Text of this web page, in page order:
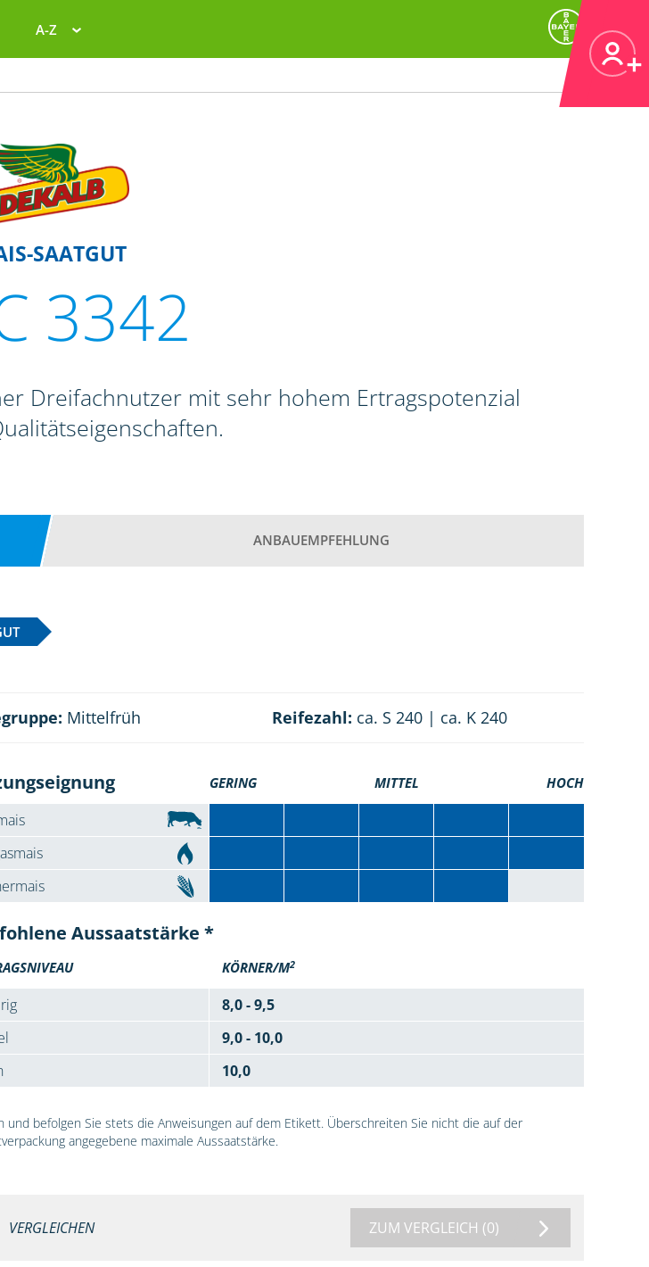
A-Z
SAATGUT
3342
Dreifachnutzer mit sehr hohem Ertragspotenzial
ANBAUEMPFEHLUNG
Mittelfrüh Reifezahl: ca. S 240 | ca. K 240
GERING MITTEL HOCH
Aussaatstärke *
KÖRNER/M2
8,0 - 9,5
9,0 - 10,0
10,0
und befolgen Sie stets die Anweisungen auf dem Etikett. Überschreiten Sie nicht die auf der
angegebene maximale Aussaatstärke.
VERGLEICHEN ZUM VERGLEICH (0)